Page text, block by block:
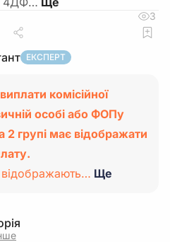
3
ЕКСПЕРТ
комісійної
особі або ФОПу
2 групі має відображати
Ще